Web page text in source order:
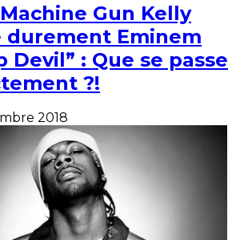
Gun Kelly
durement Eminem
Devil” : Que se passe
?!
2018